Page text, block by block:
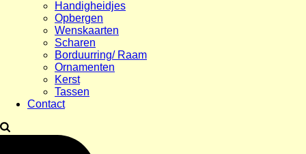
Handigheidjes
Opbergen
Wenskaarten
Scharen
Borduurring/ Raam
Ornamenten
Kerst
Tassen
Contact